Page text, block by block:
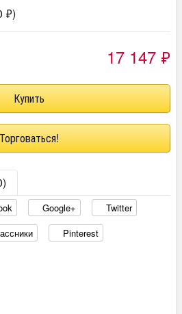
₽)
17 147 ₽
Google+
Twitter
Pinterest